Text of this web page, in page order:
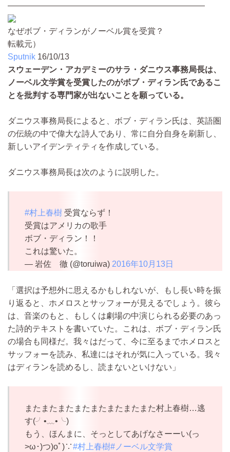
————————————————————————
なぜボブ・ディランがノーベル賞を受賞？
転載元）
Sputnik 16/10/13
スウェーデン・アカデミーのサラ・ダニウス事務局長は、
ノーベル文学賞を受賞したのがボブ・ディラン氏であるこ
とを批判する専門家が出ないことを願っている。
ダニウス事務局長によると、ボブ・ディラン氏は、英語圏
の伝統の中で偉大な詩人であり、常に自分自身を刷新し、
新しいアイデンティティを作成している。
ダニウス事務局長は次のように説明した。
#村上春樹受賞ならず！
受賞はアメリカの歌手
ボブ・ディラン！！
これは驚いた。
— 岩佐 徹 (@toruiwa) 2016年10月13日
「選択は予想外に思えるかもしれないが、もし長い時を振
り返ると、ホメロスとサッフォーが見えるでしょう。彼ら
は、音楽のもと、もしくは劇場の中演じられる必要のあっ
た詩的テキストを書いていた。これは、ボブ・ディラン氏
の場合も同様だ。我々はだって、今に至るまでホメロスと
サッフォーを読み、私達にはそれが気に入っている。我々
はディランを読めるし、読まないといけない」
またまたまたまたまたまたまたまた村上春樹…逃
す(╯•﹏•╰)
もう、ほんまに、そっとしてあげなさーーい(っ
>ω･)つ)oﾟ)∵#村上春樹#ノーベル文学賞